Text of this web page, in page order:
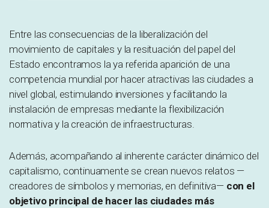
Entre las consecuencias de la liberalización del
movimiento de capitales y la resituación del papel del
Estado encontramos la ya referida aparición de una
competencia mundial por hacer atractivas las ciudades a
nivel global, estimulando inversiones y facilitando la
instalación de empresas mediante la flexibilización
normativa y la creación de infraestructuras.
Además, acompañando al inherente carácter dinámico del
capitalismo, continuamente se crean nuevos relatos —
creadores de símbolos y memorias, en definitiva— con el
objetivo principal de hacer las ciudades más